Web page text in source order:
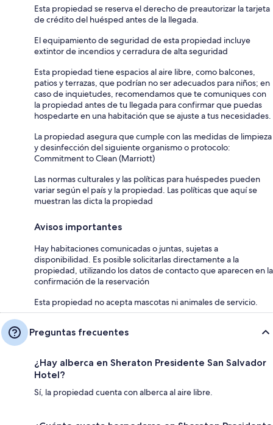
Esta propiedad se reserva el derecho de preautorizar la tarjeta
de crédito del huésped antes de la llegada.
El equipamiento de seguridad de esta propiedad incluye
extintor de incendios y cerradura de alta seguridad
Esta propiedad tiene espacios al aire libre, como balcones,
patios y terrazas, que podrían no ser adecuados para niños; en
caso de inquietudes, recomendamos que te comuniques con
la propiedad antes de tu llegada para confirmar que puedas
hospedarte en una habitación que se ajuste a tus necesidades.
La propiedad asegura que cumple con las medidas de limpieza
y desinfección del siguiente organismo o protocolo:
Commitment to Clean (Marriott)
Las normas culturales y las políticas para huéspedes pueden
variar según el país y la propiedad. Las políticas que aquí se
muestran las dicta la propiedad
Avisos importantes
Hay habitaciones comunicadas o juntas, sujetas a
disponibilidad. Es posible solicitarlas directamente a la
propiedad, utilizando los datos de contacto que aparecen en la
confirmación de la reservación
Esta propiedad no acepta mascotas ni animales de servicio.
Preguntas frecuentes
¿Hay alberca en Sheraton Presidente San Salvador
Hotel?
Sí, la propiedad cuenta con alberca al aire libre.